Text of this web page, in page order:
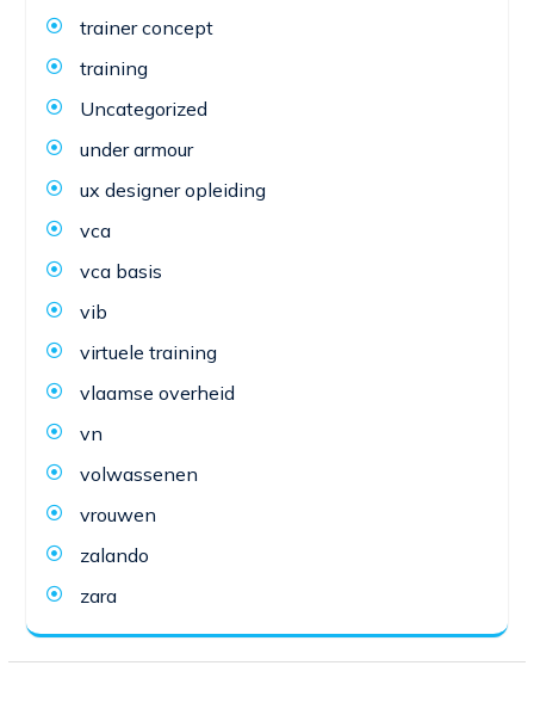
trainer concept
training
Uncategorized
under armour
ux designer opleiding
vca
vca basis
vib
virtuele training
vlaamse overheid
vn
volwassenen
vrouwen
zalando
zara